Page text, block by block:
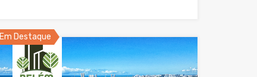
Em Destaque